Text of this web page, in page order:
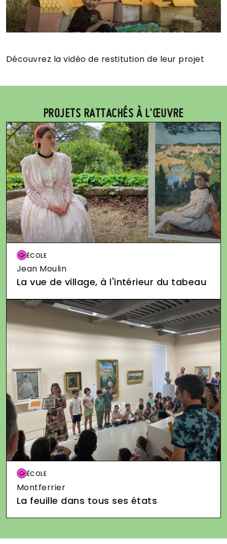
Découvrez la vidéo de restitution de leur projet
PROJETS RATTACHÉS À L'ŒUVRE
Image
ÉCOLE
Jean Moulin
La vue de village, à l'intérieur du tabeau
Image
ÉCOLE
Montferrier
La feuille dans tous ses états